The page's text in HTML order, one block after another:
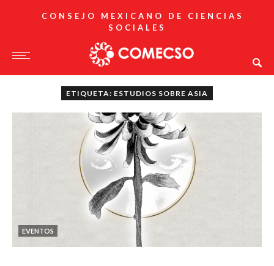
CONSEJO MEXICANO DE CIENCIAS
SOCIALES
ETIQUETA: ESTUDIOS SOBRE ASIA
EVENTOS